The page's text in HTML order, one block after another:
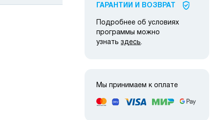
ГАРАНТИИ И ВОЗВРАТ
Подробнее об условиях
программы можно
узнать здесь.
Мы принимаем к оплате